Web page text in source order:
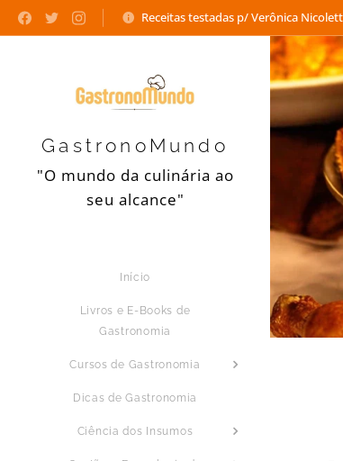
Receitas testadas p/ Verônica
GastronoMundo
"O mundo da culinária ao
seu alcance"
Início
Livros e E-Books de
Gastronomia
Cursos de Gastronomia
Dicas de Gastronomia
Ciência dos Insumos